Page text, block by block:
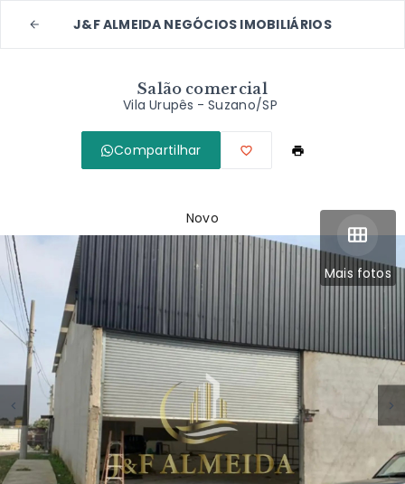
J&F ALMEIDA NEGÓCIOS IMOBILIÁRIOS
Salão comercial
Vila Urupês - Suzano/SP
Compartilhar
Mais fotos
Novo